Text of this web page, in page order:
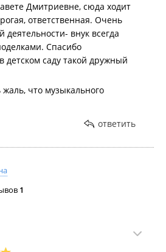
Дмитриевне, сюда ходит
ответственная. Очень
деятельности- внук всегда
Спасибо
детском саду такой дружный
что музыкального
ответить
1